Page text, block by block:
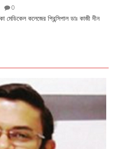
0
মেডিকেল কলেজের প্রিন্সিপাল ডাঃ কাজী দীন